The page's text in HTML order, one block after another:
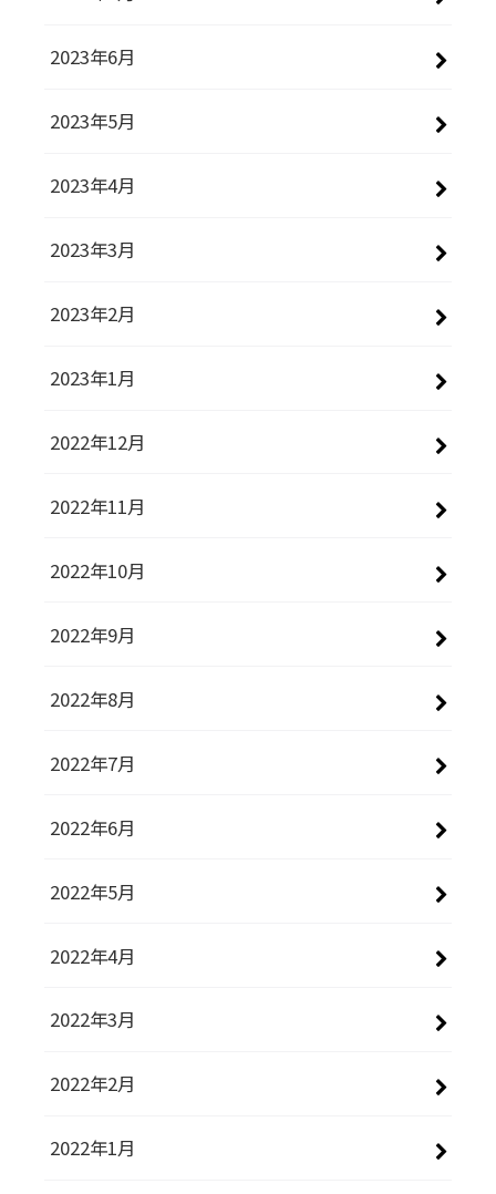
2023年6月
2023年5月
2023年4月
2023年3月
2023年2月
2023年1月
2022年12月
2022年11月
2022年10月
2022年9月
2022年8月
2022年7月
2022年6月
2022年5月
2022年4月
2022年3月
2022年2月
2022年1月